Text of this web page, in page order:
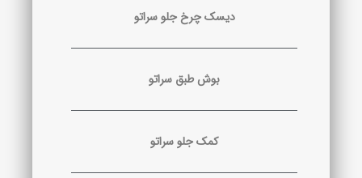
دیسک چرخ جلو سراتو
بوش طبق سراتو
کمک جلو سراتو